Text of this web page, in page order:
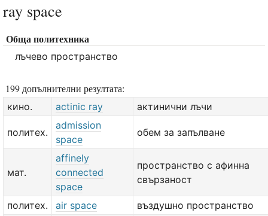
ray space
Обща политехника
лъчево пространство
199 допълнителни резултата:
кино. actinic ray актинични лъчи
политех.
admission
space
обем за запълване
мат.
affinely
connected
space
пространство с афинна
свързаност
политех. air space въздушно пространство